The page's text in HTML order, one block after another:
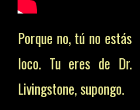
Porque no, tú no estás
loco. Tu eres de Dr.
Livingstone, supongo.